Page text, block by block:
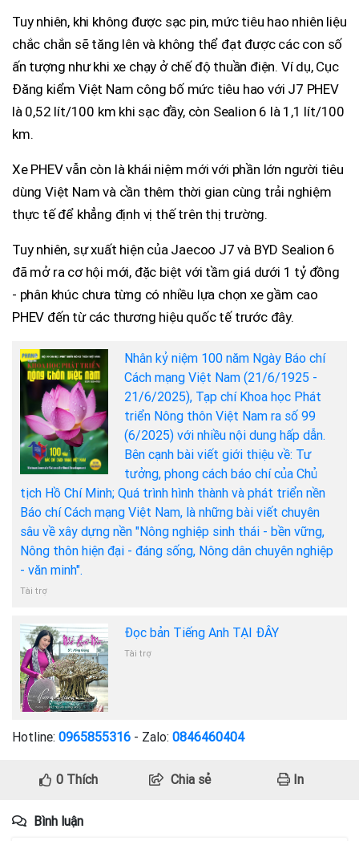
Tuy nhiên, khi không được sạc pin, mức tiêu hao nhiên liệu
chắc chắn sẽ tăng lên và không thể đạt được các con số
ấn tượng như khi xe chạy ở chế độ thuần điện. Ví dụ, Cục
Đăng kiểm Việt Nam công bố mức tiêu hao với J7 PHEV
là 0,52 lít/100 km khi sạc đầy, còn Sealion 6 là 1,1 lít/100
km.
Xe PHEV vẫn còn là khái niệm mới với phần lớn người tiêu
dùng Việt Nam và cần thêm thời gian cùng trải nghiệm
thực tế để khẳng định vị thế trên thị trường.
Tuy nhiên, sự xuất hiện của Jaecoo J7 và BYD Sealion 6
đã mở ra cơ hội mới, đặc biệt với tầm giá dưới 1 tỷ đồng
- phân khúc chưa từng có nhiều lựa chọn xe gầm cao
PHEV đến từ các thương hiệu quốc tế trước đây.
Nhân kỷ niệm 100 năm Ngày Báo chí
Cách mạng Việt Nam (21/6/1925 -
21/6/2025), Tạp chí Khoa học Phát
triển Nông thôn Việt Nam ra số 99
(6/2025) với nhiều nội dung hấp dẫn.
Bên cạnh bài viết giới thiệu về: Tư
tưởng, phong cách báo chí của Chủ
tịch Hồ Chí Minh; Quá trình hình thành và phát triển nền
Báo chí Cách mạng Việt Nam, là những bài viết chuyên
sâu về xây dựng nền "Nông nghiệp sinh thái - bền vững,
Nông thôn hiện đại - đáng sống, Nông dân chuyên nghiệp
- văn minh".
Tài trợ
Đọc bản Tiếng Anh TẠI ĐÂY
Tài trợ
Hotline: 0965855316 - Zalo: 0846460404
0Thích Chia sẻ In
Bình luận